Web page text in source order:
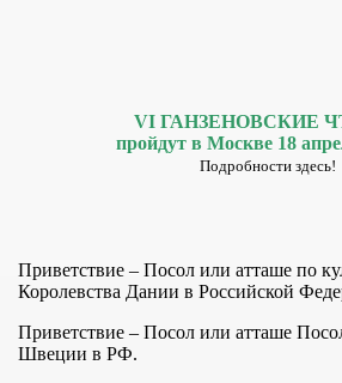
VI ГАНЗЕНОВСКИЕ
пройдут в Москве 18
Подробности здесь!
Приветствие – Посол или атташе по
Королевства Дании в Российской
Приветствие – Посол или атташе
Швеции в РФ.